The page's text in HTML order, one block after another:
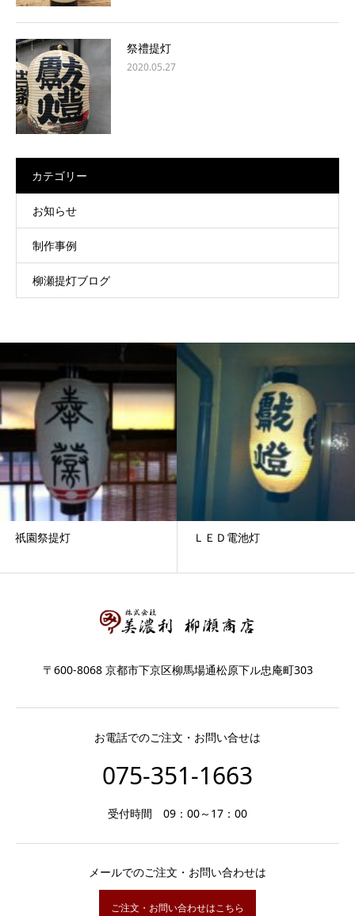
祭禮提灯
2020.05.27
カテゴリー
お知らせ
制作事例
柳瀬提灯ブログ
祇園祭提灯 ＬＥＤ電池灯
〒600-8068 京都市下京区柳馬場通松原下ル忠庵町303
お電話でのご注文・お問い合せは
075-351-1663
受付時間 09：00～17：00
メールでのご注文・お問い合わせは
ご注文・お問い合わせはこちら